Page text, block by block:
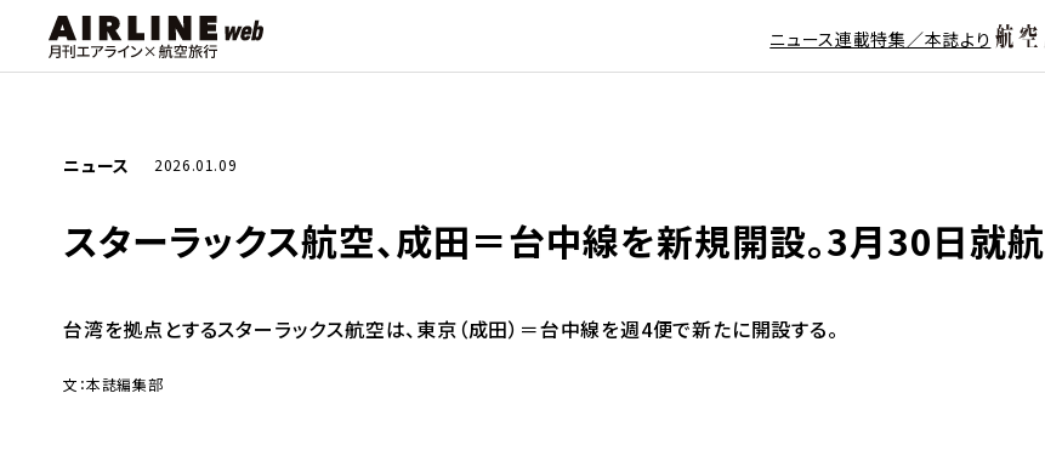
ニュース連載特集／本誌より
ニュース 2026.01.09
スターラックス航空、成田＝台中線を新規開設。3月30日就航
台湾を拠点とするスターラックス航空は、東京（成田）＝台中線を週4便で新たに開設する。
文：本誌編集部